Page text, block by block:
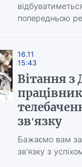
попередньою
16.11
15:43
Вітання з
зв'язку
Бажаємо вам
зв'язку з